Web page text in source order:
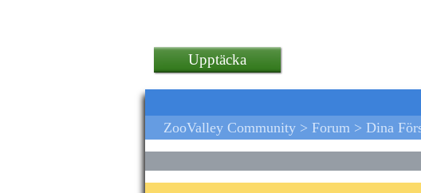
Upptäcka
ZooValley Community > Forum > Dina